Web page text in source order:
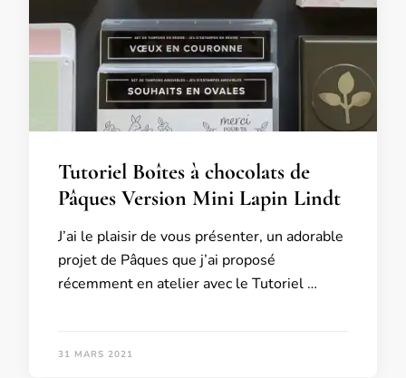
Tutoriel Boîtes à chocolats de
Pâques Version Mini Lapin Lindt
J’ai le plaisir de vous présenter, un adorable
projet de Pâques que j’ai proposé
récemment en atelier avec le Tutoriel …
31 MARS 2021